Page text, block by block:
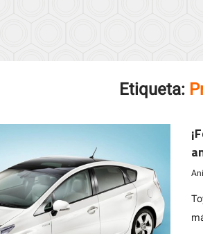
Etiqueta: